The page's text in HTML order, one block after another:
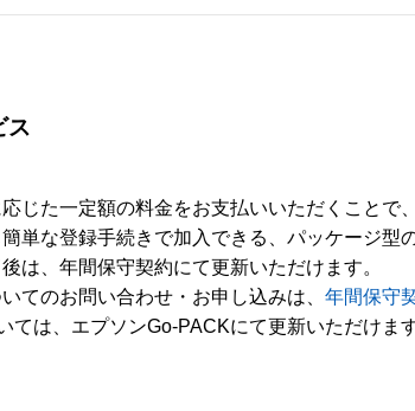
ス
じた一定額の料金をお支払いいただくことで
単な登録手続きで加入できる、パッケージ型
は、年間保守契約にて更新いただけます。
てのお問い合わせ・お申し込みは、 年間保守
ては、エプソンGo-PACKにて更新いただけま